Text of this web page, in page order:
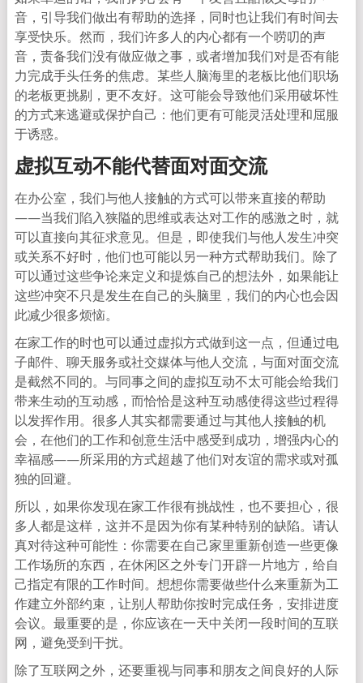
音，引导我们做出有帮助的选择，同时也让我们有时间去
享受快乐。然而，我们许多人的内心都有一个唠叨的声
音，责备我们没有做应做之事，或者增加我们对是否有能
力完成手头任务的焦虑。某些人脑海里的老板比他们职场
的老板更挑剔，更不友好。这可能会导致他们采用破坏性
的方式来逃避或保护自己：他们更有可能灵活处理和屈服
于诱惑。
虚拟互动不能代替面对面交流
在办公室，我们与他人接触的方式可以带来直接的帮助
——当我们陷入狭隘的思维或表达对工作的感激之时，就
可以直接向其征求意见。但是，即使我们与他人发生冲突
或关系不好时，他们也可能以另一种方式帮助我们。除了
可以通过这些争论来定义和提炼自己的想法外，如果能让
这些冲突不只是发生在自己的头脑里，我们的内心也会因
此减少很多烦恼。
在家工作的时也可以通过虚拟方式做到这一点，但通过电
子邮件、聊天服务或社交媒体与他人交流，与面对面交流
是截然不同的。与同事之间的虚拟互动不太可能会给我们
带来生动的互动感，而恰恰是这种互动感使得这些过程得
以发挥作用。很多人其实都需要通过与其他人接触的机
会，在他们的工作和创意生活中感受到成功，增强内心的
幸福感——所采用的方式超越了他们对友谊的需求或对孤
独的回避。
所以，如果你发现在家工作很有挑战性，也不要担心，很
多人都是这样，这并不是因为你有某种特别的缺陷。请认
真对待这种可能性：你需要在自己家里重新创造一些更像
工作场所的东西，在休闲区之外专门开辟一片地方，给自
己指定有限的工作时间。想想你需要做些什么来重新为工
作建立外部约束，让别人帮助你按时完成任务，安排进度
会议。最重要的是，你应该在一天中关闭一段时间的互联
网，避免受到干扰。
除了互联网之外，还要重视与同事和朋友之间良好的人际